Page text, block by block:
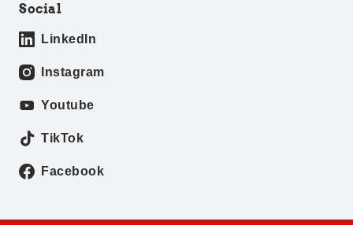
Social
LinkedIn
Instagram
Youtube
TikTok
Facebook